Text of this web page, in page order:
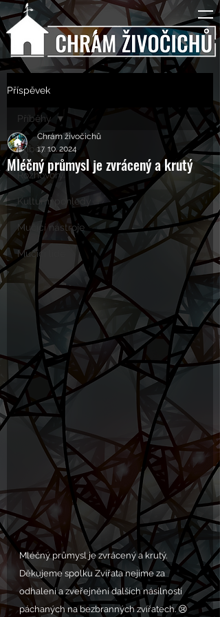
Příspěvek
Příběhy
Rozhovory
Kulturní pohledy
Mučící nástroje
Mučící lidé
Příběhy
Mléčný průmysl je zvrácený a krutý
Chrám živočichů
17. 10. 2024
Mléčný průmysl je zvrácený a krutý.
Děkujeme spolku Zvířata nejíme za
odhalení a zveřejnění dalších násilností
páchaných na bezbranných zvířatech. 😢